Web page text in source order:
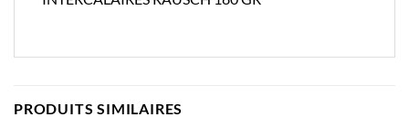
PRODUITS SIMILAIRES